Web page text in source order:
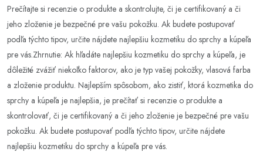
Prečítajte si recenzie o produkte a skontrolujte, či je certifikovaný a či
jeho zloženie je bezpečné pre vašu pokožku. Ak budete postupovať
podľa týchto tipov, určite nájdete najlepšiu kozmetiku do sprchy a kúpeľa
pre vás.Zhrnutie: Ak hľadáte najlepšiu kozmetiku do sprchy a kúpeľa, je
dôležité zvážiť niekoľko faktorov, ako je typ vašej pokožky, vlasová farba
a zloženie produktu. Najlepším spôsobom, ako zistiť, ktorá kozmetika do
sprchy a kúpeľa je najlepšia, je prečítať si recenzie o produkte a
skontrolovať, či je certifikovaný a či jeho zloženie je bezpečné pre vašu
pokožku. Ak budete postupovať podľa týchto tipov, určite nájdete
najlepšiu kozmetiku do sprchy a kúpeľa pre vás.